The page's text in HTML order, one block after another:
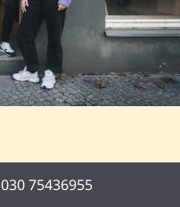
030 75436955